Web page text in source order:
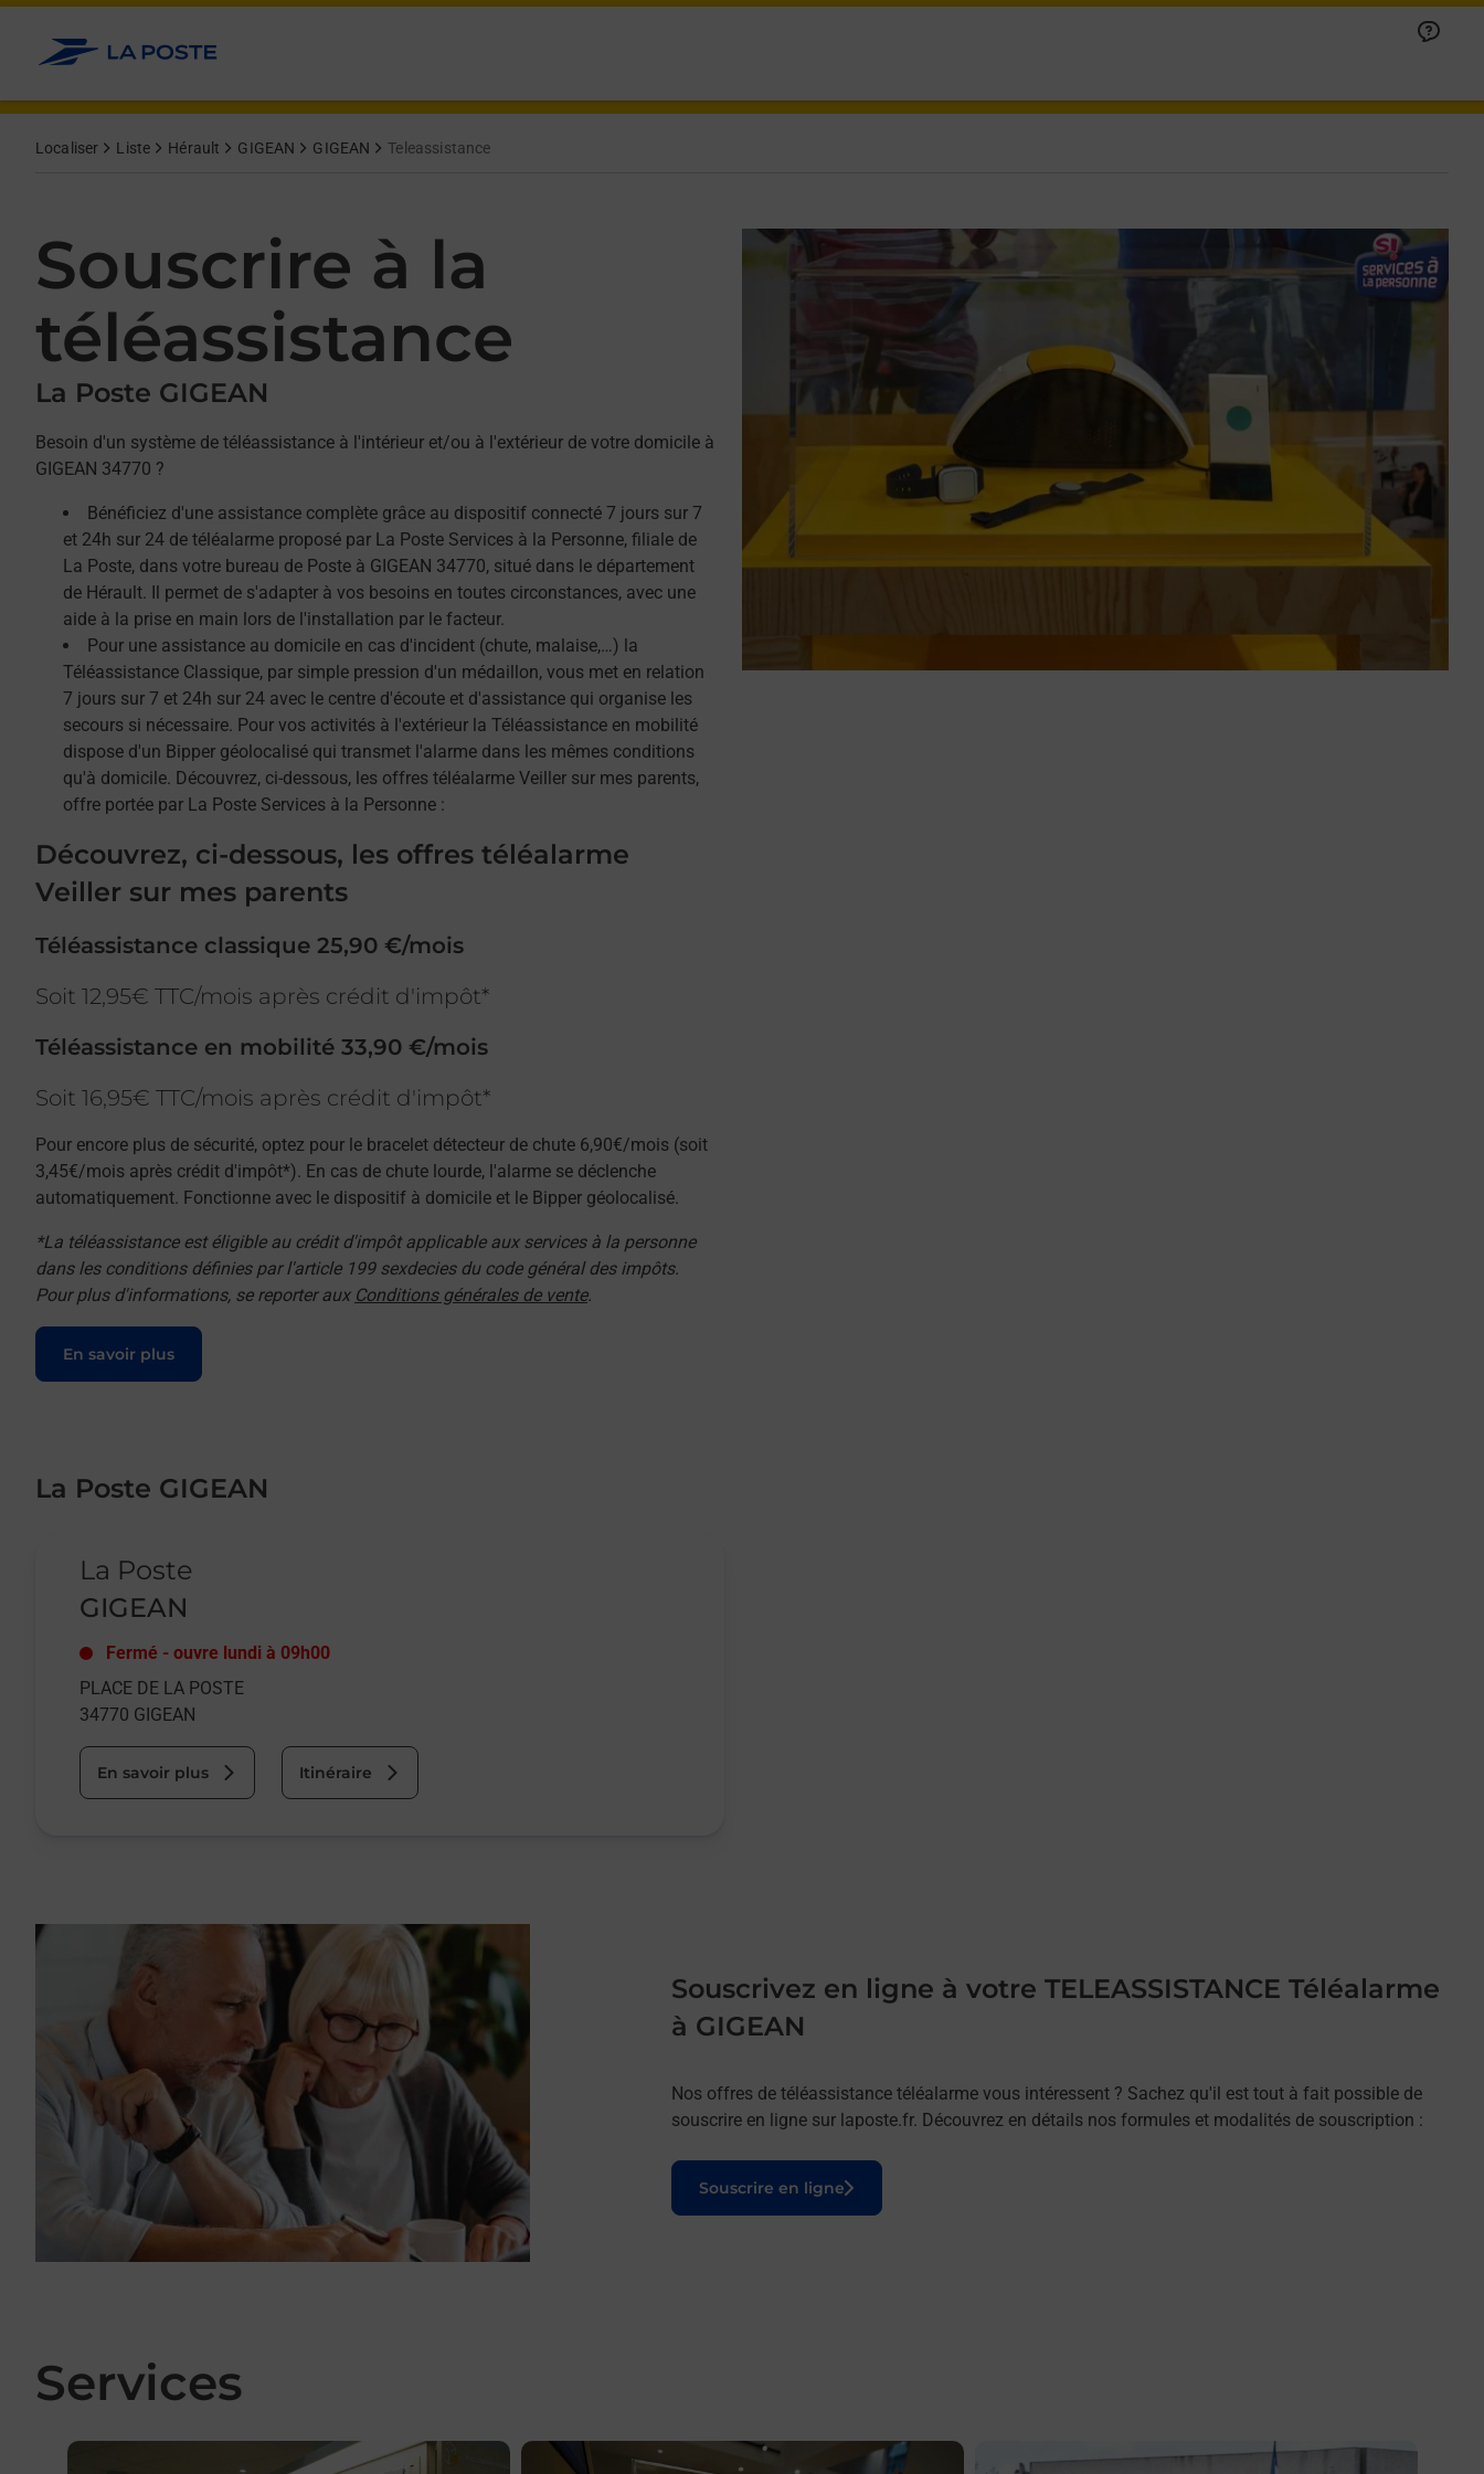
Allez au contenu
Localiser Liste Hérault GIGEAN GIGEAN Teleassistance
Souscrire à la
téléassistance
La Poste GIGEAN
Besoin d'un système de téléassistance à l'intérieur et/ou à l'extérieur de votre domicile à
GIGEAN 34770 ?
Bénéficiez d'une assistance complète grâce au dispositif connecté 7 jours sur 7
et 24h sur 24 de téléalarme proposé par La Poste Services à la Personne, filiale de
La Poste, dans votre bureau de Poste à GIGEAN 34770, situé dans le département
de Hérault. Il permet de s'adapter à vos besoins en toutes circonstances, avec une
aide à la prise en main lors de l'installation par le facteur.
Pour une assistance au domicile en cas d'incident (chute, malaise,…) la
Téléassistance Classique, par simple pression d'un médaillon, vous met en relation
7 jours sur 7 et 24h sur 24 avec le centre d'écoute et d'assistance qui organise les
secours si nécessaire. Pour vos activités à l'extérieur la Téléassistance en mobilité
dispose d'un Bipper géolocalisé qui transmet l'alarme dans les mêmes conditions
qu'à domicile. Découvrez, ci-dessous, les offres téléalarme Veiller sur mes parents,
offre portée par La Poste Services à la Personne :
Découvrez, ci-dessous, les offres téléalarme
Veiller sur mes parents
Téléassistance classique 25,90 €/mois
Soit 12,95€ TTC/mois après crédit d'impôt*
Téléassistance en mobilité 33,90 €/mois
Soit 16,95€ TTC/mois après crédit d'impôt*
Pour encore plus de sécurité, optez pour le bracelet détecteur de chute 6,90€/mois (soit
3,45€/mois après crédit d'impôt*). En cas de chute lourde, l'alarme se déclenche
automatiquement. Fonctionne avec le dispositif à domicile et le Bipper géolocalisé.
*La téléassistance est éligible au crédit d'impôt applicable aux services à la personne
dans les conditions définies par l'article 199 sexdecies du code général des impôts.
Pour plus d'informations, se reporter aux Conditions générales de vente.
En savoir plus
Le lien s'ouvre dans un nouvel onglet
La Poste GIGEAN
La Poste
GIGEAN
Fermé - ouvre lundi à 09h00
PLACE DE LA POSTE
34770 GIGEAN
En savoir plus Itinéraire
Souscrivez en ligne à votre TELEASSISTANCE Téléalarme
à GIGEAN
Nos offres de téléassistance téléalarme vous intéressent ? Sachez qu'il est tout à fait possible de
souscrire en ligne sur laposte.fr. Découvrez en détails nos formules et modalités de souscription :
Souscrire en ligne
Le lien s'ouvre dans un nouvel onglet
Services
En savoir plus En savoir plus
Afficher ou masquer la réponse
Afficher ou masquer la réponse
Afficher ou masquer la réponse